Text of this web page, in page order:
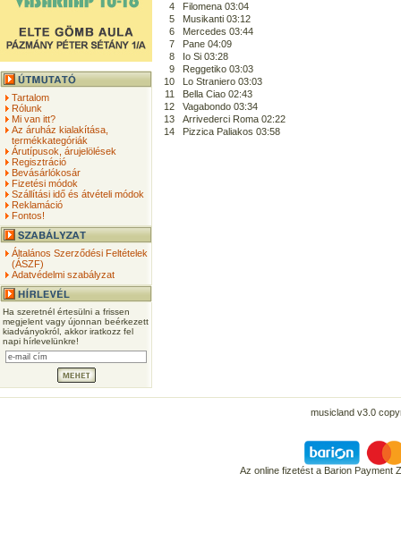
Tartalom
Rólunk
Mi van itt?
Az áruház kialakítása,
termékkategóriák
Árutípusok, árujelölések
Regisztráció
Bevásárlókosár
Fizetési módok
Szállítási idő és átvételi módok
Reklamáció
Fontos!
Általános Szerződési Feltételek
(ÁSZF)
Adatvédelmi szabályzat
Ha szeretnél értesülni a frissen
megjelent vagy újonnan beérkezett
kiadványokról, akkor iratkozz fel
napi hírlevelünkre!
4
Filomena 03:04
5
Musikanti 03:12
6
Mercedes 03:44
7
Pane 04:09
8
Io Si 03:28
9
Reggetiko 03:03
10
Lo Straniero 03:03
11
Bella Ciao 02:43
12
Vagabondo 03:34
13
Arrivederci Roma 02:22
14
Pizzica Paliakos 03:58
musicland v3.0
Az online fizetést a Barion Payment